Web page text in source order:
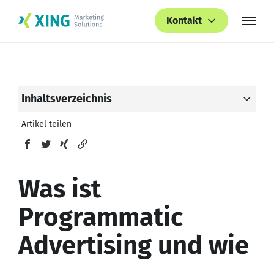
Kontakt
Inhaltsverzeichnis
Artikel teilen
Was ist
Programmatic
Advertising und wie